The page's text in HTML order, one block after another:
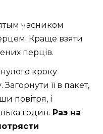
часником
Краще взяти
перців.
кроку
її в пакет,
повітря, і
годин. Раз на